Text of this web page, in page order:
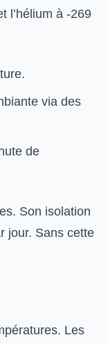
l’hélium à -269
via des
de
Son isolation
jour. Sans cette
Les